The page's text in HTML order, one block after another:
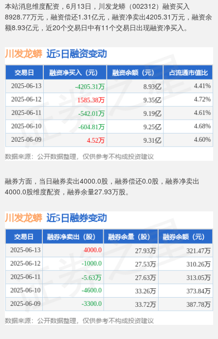
本站消息维度配资，6月13日，川发龙蟒（002312）融资买入
8928.77万元，融资偿还1.31亿元，融资净卖出4205.31万元，融资余
额8.93亿元，近20个交易日中有11个交易日出现融资净买入。
融券方面，当日融券卖出4000.0股，融券偿还0.0股，融券净卖出
4000.0股维度配资，融券余量27.93万股。